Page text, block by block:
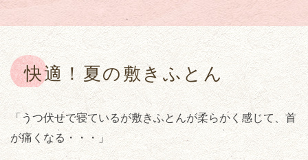
快適！夏の敷きふとん
「うつ伏せで寝ているが敷きふとんが柔らかく感じて、首
が痛くなる・・・」